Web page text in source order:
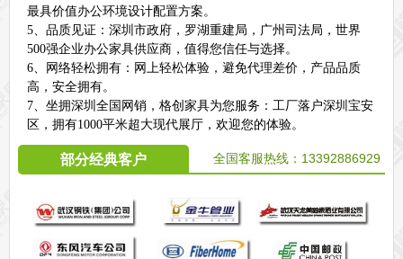
最具价值办公环境设计配置方案。
5、品质见证：深圳市政府，罗湖重建局，广州司法局，世界
500强企业办公家具供应商，值得您信任与选择。
6、网络轻松拥有：网上轻松体验，避免代理差价，产品品质
高，安全拥有。
7、坐拥深圳全国网销，格创家具为您服务：工厂落户深圳宝安
区，拥有1000平米超大现代展厅，欢迎您的体验。
部分经典客户 全国客服热线： 13392886929